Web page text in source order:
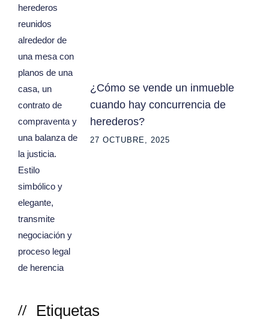
¿Cómo se vende un inmueble
cuando hay concurrencia de
herederos?
27 OCTUBRE, 2025
Etiquetas